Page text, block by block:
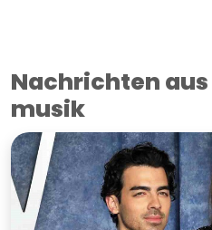
Nachrichten
musik